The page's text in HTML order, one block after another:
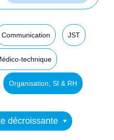
Communication JST
technique
Organisation, SI & RH
décroissante